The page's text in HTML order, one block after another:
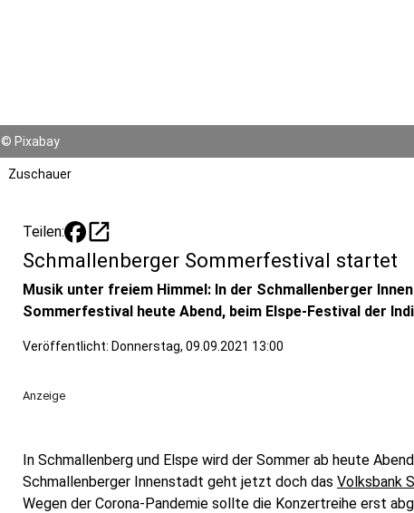
© Pixabay
Zuschauer
Teilen: open_in_new
Schmallenberger Sommerfestival startet
Musik unter freiem Himmel: In der Schmallenberger
Sommerfestival heute Abend, beim Elspe-Festival der
Veröffentlicht: Donnerstag, 09.09.2021 13:00
Anzeige
In Schmallenberg und Elspe wird der Sommer ab heute
Schmallenberger Innenstadt geht jetzt doch das Volksbank
Wegen der Corona-Pandemie sollte die Konzertreihe erst